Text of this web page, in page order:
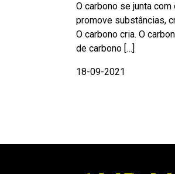
O carbono se junta
promove substâncias,
O carbono cria. O
de carbono […]
18-09-2021